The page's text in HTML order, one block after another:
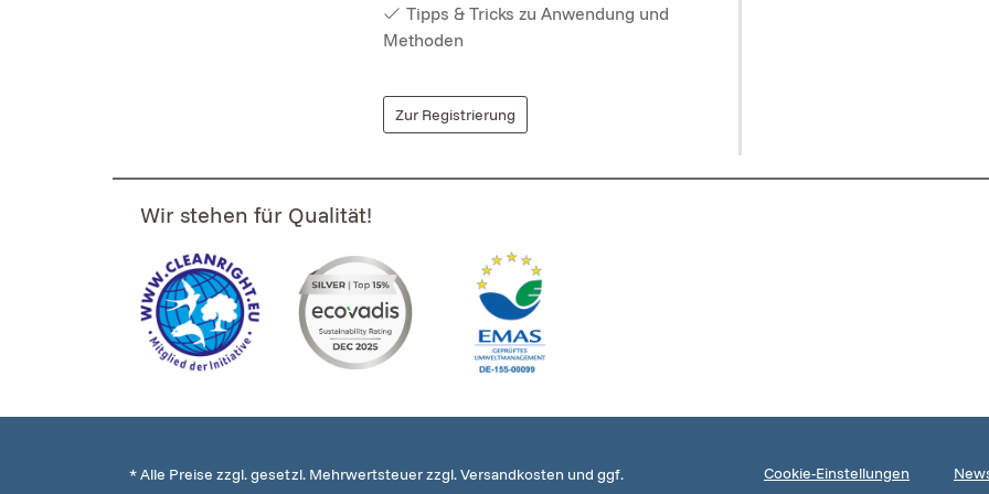
Tipps & Tricks zu Anwendung und
Methoden
Zur Registrierung
Wir stehen für Qualität!
* Alle Preise zzgl. gesetzl. Mehrwertsteuer zzgl. Versandkosten und ggf.
Cookie-Einstellungen